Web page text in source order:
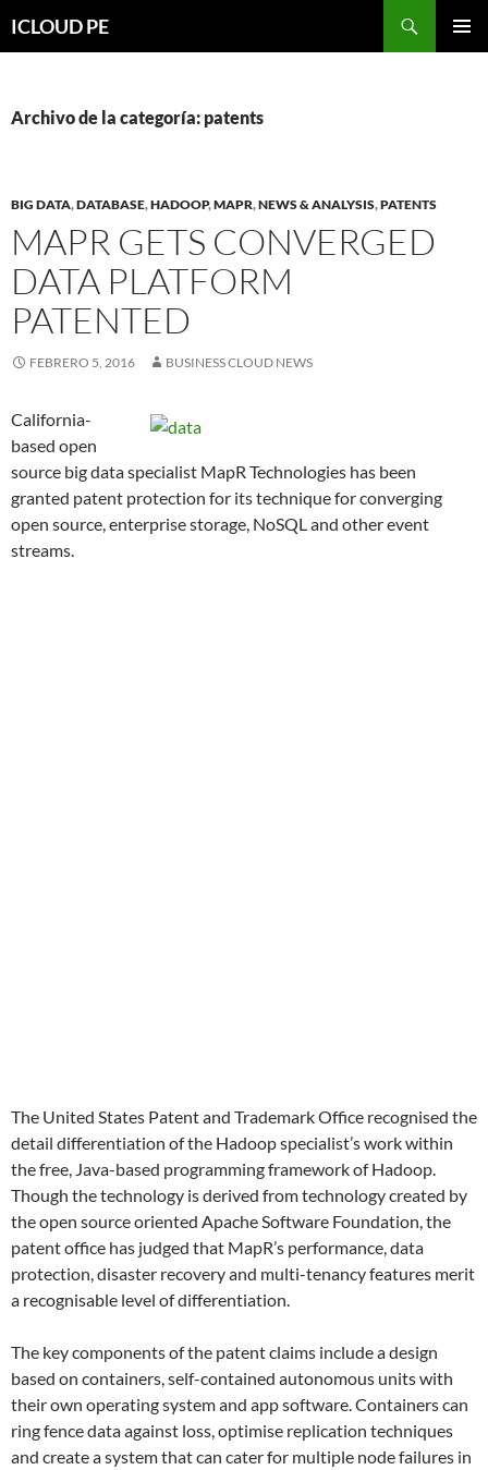
hacia
ICLOUD PE
Archivo de la categoría: patents
BIG DATA,DATABASE,HADOOP,MAPR,NEWS & ANALYSIS,PATENTS
MAPR GETS CONVERGED
DATA PLATFORM
PATENTED
FEBRERO 5, 2016 BUSINESS CLOUD NEWS
California-
based open
source big data specialist MapR Technologies has been
granted patent protection for its technique for converging
open source, enterprise storage, NoSQL and other event
streams.
The United States Patent and Trademark Office recognised the
detail differentiation of the Hadoop specialist’s work within
the free, Java-based programming framework of Hadoop.
Though the technology is derived from technology created by
the open source oriented Apache Software Foundation, the
patent office has judged that MapR’s performance, data
protection, disaster recovery and multi-tenancy features merit
a recognisable level of differentiation.
The key components of the patent claims include a design
based on containers, self-contained autonomous units with
their own operating system and app software. Containers can
ring fence data against loss, optimise replication techniques
and create a system that can cater for multiple node failures in